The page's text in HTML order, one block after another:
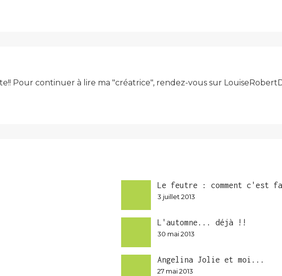
Pour continuer à lire ma "créatrice", rendez-vous sur
Le feutre : comment c'est
3 juillet 2013
L'automne... déjà !!
30 mai 2013
Angelina Jolie et moi...
27 mai 2013